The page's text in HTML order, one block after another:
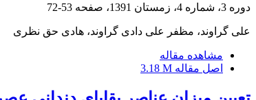
دوره 3، شماره 4، زمستان 1391، صفحه 53-72
علی گراوند، مظفر علی دادی گراوند، هادی حق نظری
مشاهده مقاله
اصل مقاله 3.18 M